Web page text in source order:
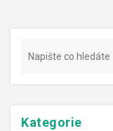
Kategorie